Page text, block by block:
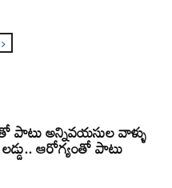
పాటు అన్నివయసుల వాళ్ళు
ఆరోగ్యంతో పాటు